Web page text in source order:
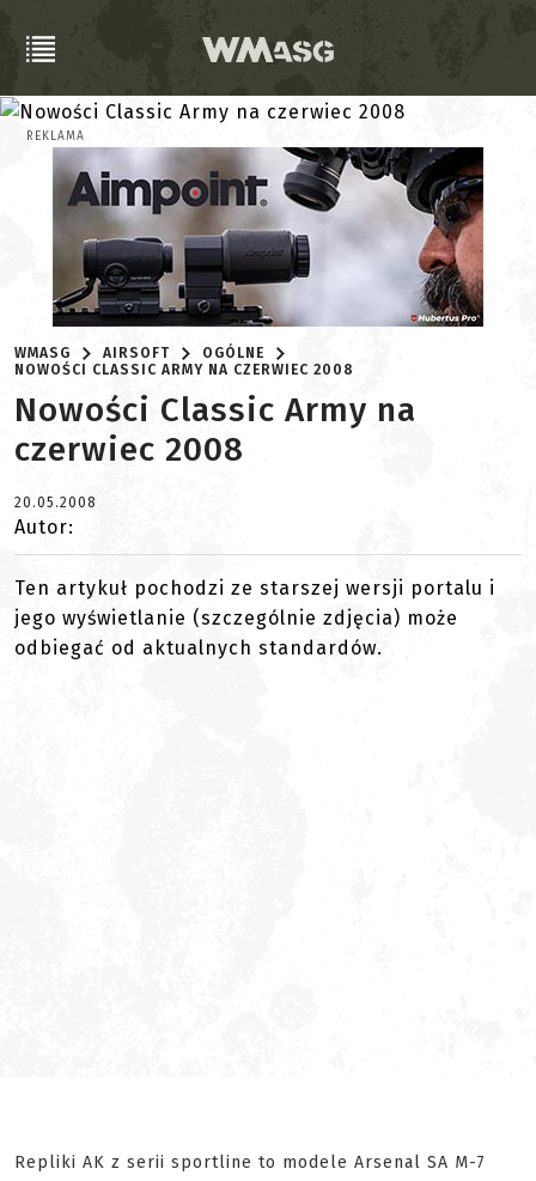
REKLAMA
WMASG AIRSOFT
OGÓLNE
NOWOŚCI CLASSIC ARMY NA CZERWIEC 2008
Nowości Classic Army na
czerwiec 2008
20.05.2008
Autor:
Ten artykuł pochodzi ze starszej wersji portalu i
jego wyświetlanie (szczególnie zdjęcia) może
odbiegać od aktualnych standardów.
Repliki AK z serii sportline to modele Arsenal SA M-7